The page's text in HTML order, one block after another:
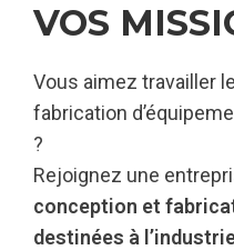
VOS
Vous aimez travailler
fabrication
?
Rejoignez une
conception et
destinées à